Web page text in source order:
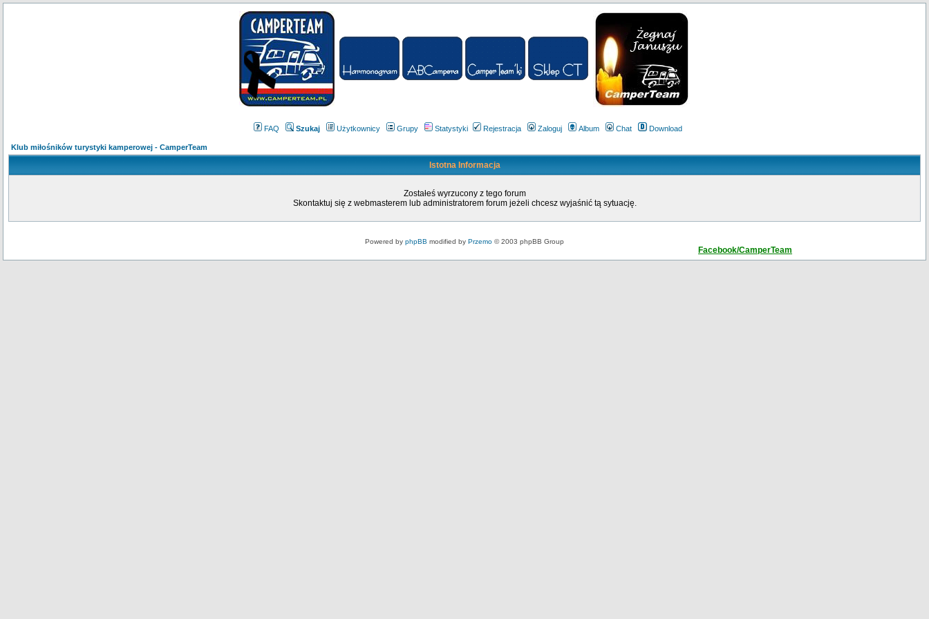
FAQ Szukaj Użytkownicy Grupy Statystyki Rejestracja Zaloguj Album Chat Download
Klub miłośników turystyki kamperowej - CamperTeam
Istotna Informacja
Zostałeś wyrzucony z tego forum
Skontaktuj się z webmasterem lub administratorem forum jeżeli chcesz wyjaśnić tą sytuację.
Powered by phpBB modified by Przemo © 2003 phpBB Group
Facebook/CamperTeam